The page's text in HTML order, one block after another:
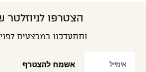
הצטרפו לניוזלטר
ותתעדכנו במבצעים